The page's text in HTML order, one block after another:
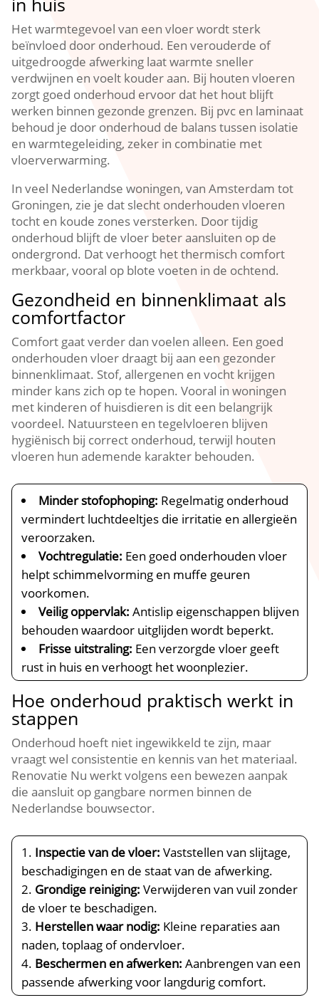
Het warmtegevoel van een vloer wordt sterk
beïnvloed door onderhoud.​ Een verouderde of
uitgedroogde afwerking laat warmte sneller
verdwijnen en voelt kouder aan.​ Bij houten vloeren
zorgt goed onderhoud ervoor dat het hout blijft
werken binnen gezonde grenzen.​ Bij pvc en laminaat
behoud je door onderhoud de balans tussen isolatie
en warmtegeleiding, zeker in combinatie met
vloerverwarming.​
In veel Nederlandse woningen, van Amsterdam tot
Groningen, zie je dat slecht onderhouden vloeren
tocht en koude zones versterken.​ Door tijdig
onderhoud blijft de vloer beter aansluiten op de
ondergrond.​ Dat verhoogt het thermisch comfort
merkbaar, vooral op blote voeten in de ochtend.​
Gezondheid en binnenklimaat als
comfortfactor
Comfort gaat verder dan voelen alleen.​ Een goed
onderhouden vloer draagt bij aan een gezonder
binnenklimaat.​ Stof, allergenen en vocht krijgen
minder kans zich op te hopen.​ Vooral in woningen
met kinderen of huisdieren is dit een belangrijk
voordeel.​ Natuursteen en tegelvloeren blijven
hygiënisch bij correct onderhoud, terwijl houten
vloeren hun ademende karakter behouden.​
Minder stofophoping: Regelmatig onderhoud
vermindert luchtdeeltjes die irritatie en allergieën
veroorzaken.​
Vochtregulatie: Een goed onderhouden vloer
helpt schimmelvorming en muffe geuren
voorkomen.​
Veilig oppervlak: Antislip eigenschappen blijven
behouden waardoor uitglijden wordt beperkt.​
Frisse uitstraling: Een verzorgde vloer geeft
rust in huis en verhoogt het woonplezier.​
Hoe onderhoud praktisch werkt in
stappen
Onderhoud hoeft niet ingewikkeld te zijn, maar
vraagt wel consistentie en kennis van het materiaal.​
Renovatie Nu werkt volgens een bewezen aanpak
die aansluit op gangbare normen binnen de
Nederlandse bouwsector.​
Inspectie van de vloer: Vaststellen van slijtage,
beschadigingen en de staat van de afwerking.​
Grondige reiniging: Verwijderen van vuil zonder
de vloer te beschadigen.​
Herstellen waar nodig: Kleine reparaties aan
naden, toplaag of ondervloer.​
Beschermen en afwerken: Aanbrengen van een
passende afwerking voor langdurig comfort.​